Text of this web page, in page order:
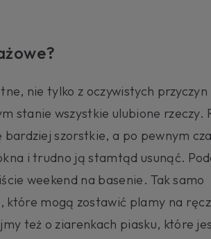
nie tylko z oczywistych przyczyn
stanie wszystkie ulubione rzeczy.
szorstkie, a po pewnym
i trudno ją stamtąd usunąć.
weekend na basenie. Tak samo
które mogą zostawić plamy na
też o ziarenkach piasku, które